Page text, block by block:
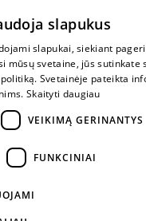
PARDUOTUVĖ
NENUSTOK
ŽAISTI
600 84088
slapukus
slapukai, siekiant
mūsų svetaine, jūs sutinkate
Svetainėje pateikta
Skaityti daugiau
VEIKIMĄ GERINANTYS
FUNKCINIAI